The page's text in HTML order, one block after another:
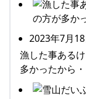
2023年7月18
漁した事ある
多かったから・